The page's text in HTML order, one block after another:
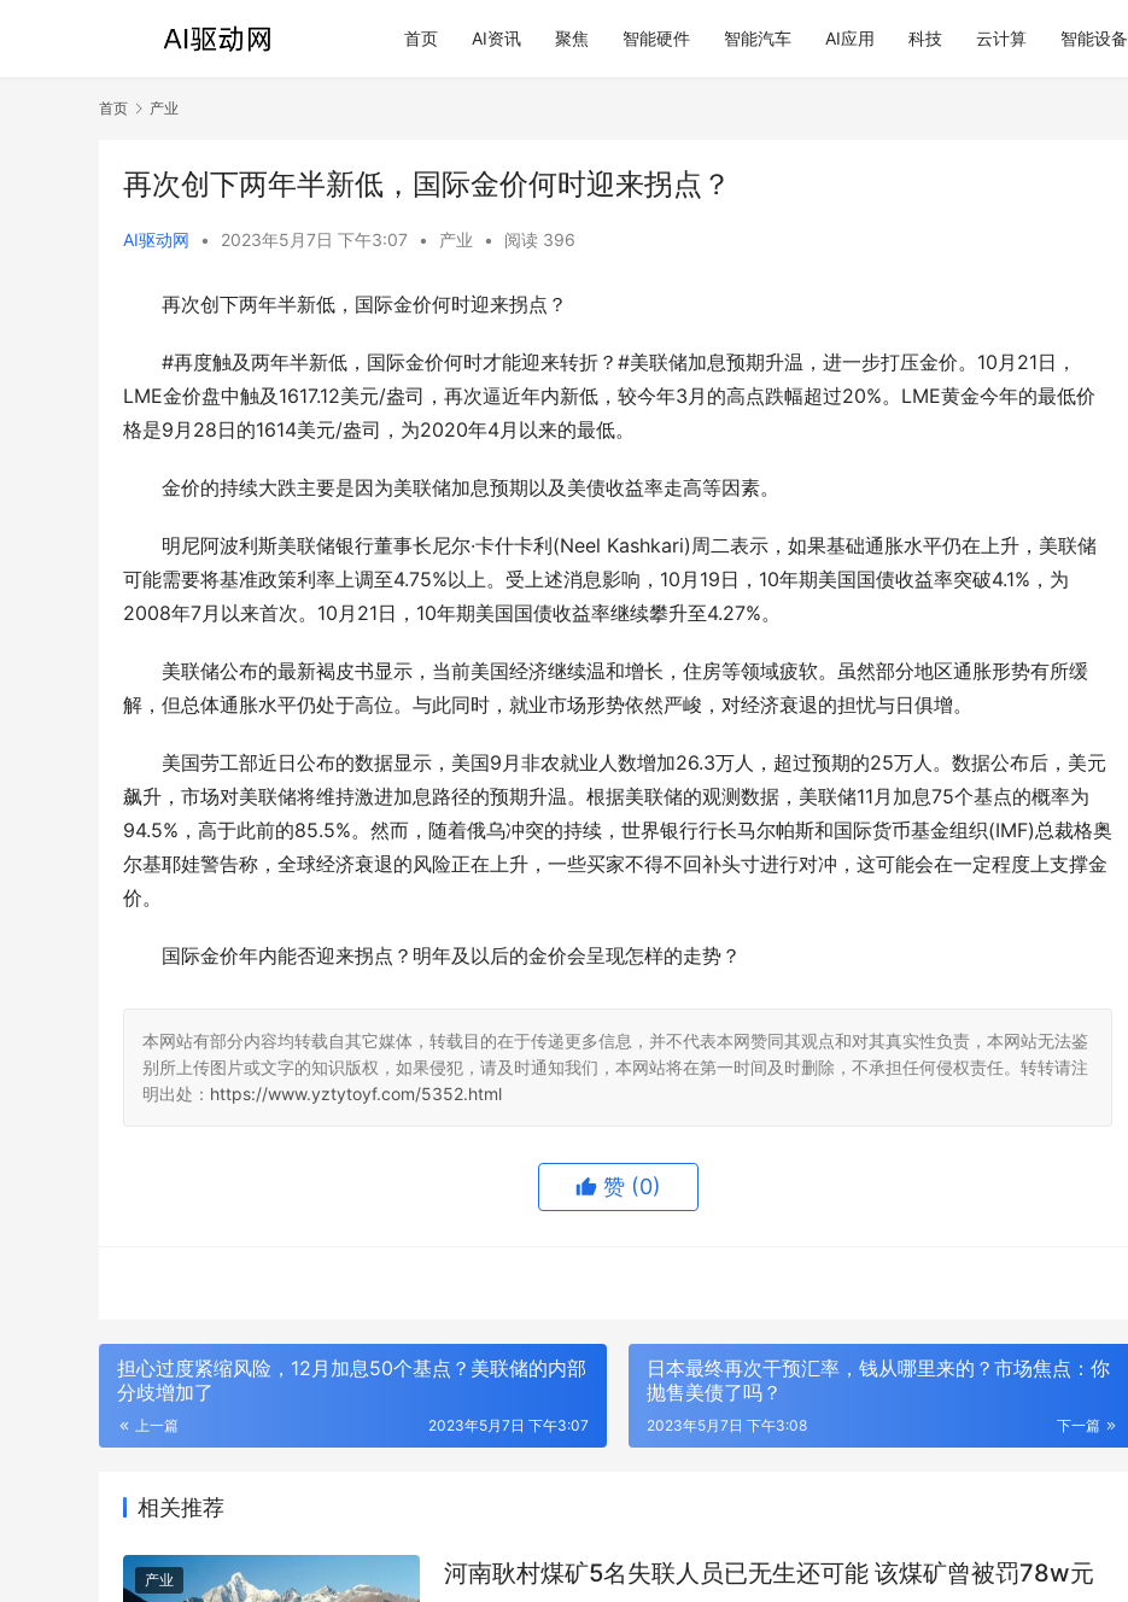
首页 AI资讯 聚焦 智能硬件 智能汽车 AI应用 科技 云计算 智能设备
首页 产业
再次创下两年半新低，国际金价何时迎来拐点？
AI驱动网 • 2023年5月7日 下午3:07 • 产业 • 阅读 396
再次创下两年半新低，国际金价何时迎来拐点？
#再度触及两年半新低，国际金价何时才能迎来转折？#美联储加息预期升温，进一步打压金价。10月21日，
LME金价盘中触及1617.12美元/盎司，再次逼近年内新低，较今年3月的高点跌幅超过20%。LME黄金今年的最低价
格是9月28日的1614美元/盎司，为2020年4月以来的最低。
金价的持续大跌主要是因为美联储加息预期以及美债收益率走高等因素。
明尼阿波利斯美联储银行董事长尼尔·卡什卡利(Neel Kashkari)周二表示，如果基础通胀水平仍在上升，美联储
可能需要将基准政策利率上调至4.75%以上。受上述消息影响，10月19日，10年期美国国债收益率突破4.1%，为
2008年7月以来首次。10月21日，10年期美国国债收益率继续攀升至4.27%。
美联储公布的最新褐皮书显示，当前美国经济继续温和增长，住房等领域疲软。虽然部分地区通胀形势有所缓
解，但总体通胀水平仍处于高位。与此同时，就业市场形势依然严峻，对经济衰退的担忧与日俱增。
美国劳工部近日公布的数据显示，美国9月非农就业人数增加26.3万人，超过预期的25万人。数据公布后，美元
飙升，市场对美联储将维持激进加息路径的预期升温。根据美联储的观测数据，美联储11月加息75个基点的概率为
94.5%，高于此前的85.5%。然而，随着俄乌冲突的持续，世界银行行长马尔帕斯和国际货币基金组织(IMF)总裁格奥
尔基耶娃警告称，全球经济衰退的风险正在上升，一些买家不得不回补头寸进行对冲，这可能会在一定程度上支撑金
价。
国际金价年内能否迎来拐点？明年及以后的金价会呈现怎样的走势？
本网站有部分内容均转载自其它媒体，转载目的在于传递更多信息，并不代表本网赞同其观点和对其真实性负责，本网站无法鉴
别所上传图片或文字的知识版权，如果侵犯，请及时通知我们，本网站将在第一时间及时删除，不承担任何侵权责任。转转请注
明出处： https://www.yztytoyf.com/5352.html
赞 (0)
担心过度紧缩风险，12月加息50个基点？美联储的内部
分歧增加了
上一篇 2023年5月7日 下午3:07
日本最终再次干预汇率，钱从哪里来的？市场焦点：你
抛售美债了吗？
下一篇
2023年5月7日 下午3:08
相关推荐
产业 河南耿村煤矿5名失联人员已无生还可能 该煤矿曾被罚78w元
以太之心牵手华为、阿里、三大运营商等